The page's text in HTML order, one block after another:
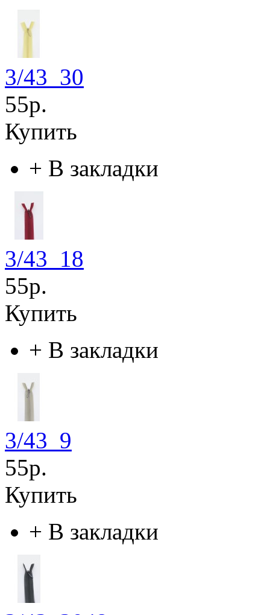
3/43_30
55р.
Купить
+ В закладки
3/43_18
55р.
Купить
+ В закладки
3/43_9
55р.
Купить
+ В закладки